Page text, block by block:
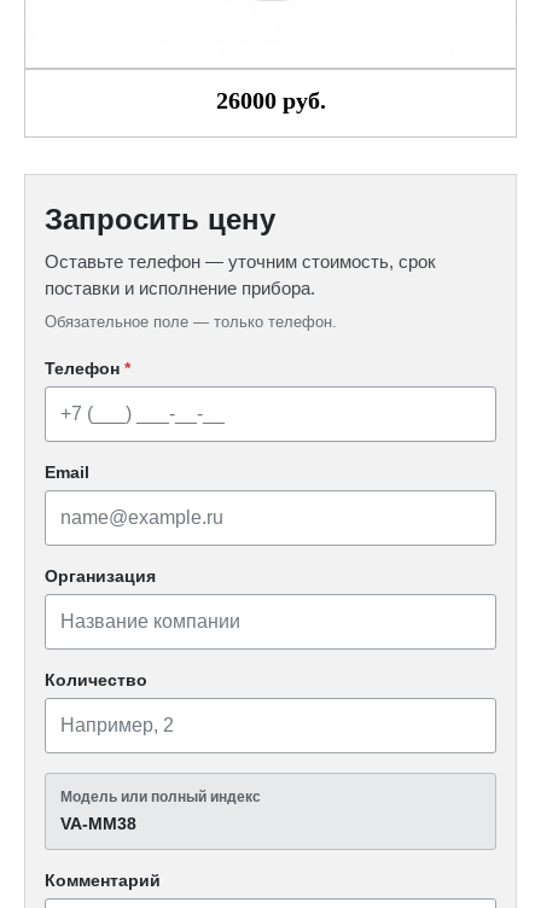
26000 руб.
Запросить цену
Оставьте телефон — уточним стоимость, срок
поставки и исполнение прибора.
Обязательное поле — только телефон.
Телефон *
Email
Организация
Количество
Модель или полный индекс
VA-MM38
Комментарий